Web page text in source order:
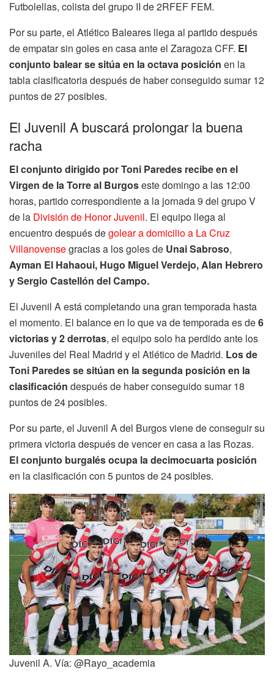
Futbolellas, colista del grupo II de 2RFEF FEM.
Por su parte, el Atlético Baleares llega al partido después
de empatar sin goles en casa ante el Zaragoza CFF. El
conjunto balear se sitúa en la octava posición en la
tabla clasificatoria después de haber conseguido sumar 12
puntos de 27 posibles.
El Juvenil A buscará prolongar la buena
racha
El conjunto dirigido por Toni Paredes recibe en el
Virgen de la Torre al Burgoseste domingo a las 12:00
horas, partido correspondiente a la jornada 9 del grupo V
de la División de Honor Juvenil. El equipo llega al
encuentro después degolear a domicilio a La Cruz
Villanovensegracias a los goles de Unai Sabroso,
Ayman El Hahaoui, Hugo Miguel Verdejo, Alan Hebrero
y Sergio Castellón del Campo.
El Juvenil A está completando una gran temporada hasta
el momento. El balance en lo que va de temporada es de6
victorias y 2 derrotas, el equipo solo ha perdido ante los
Juveniles del Real Madrid y el Atlético de Madrid. Los de
Toni Paredes se sitúan en la segunda posición en la
clasificación después de haber conseguido sumar 18
puntos de 24 posibles.
Por su parte, el Juvenil A del Burgos viene de conseguir su
primera victoria después de vencer en casa a las Rozas.
El conjunto burgalés ocupa la decimocuarta posición
en la clasificación con 5 puntos de 24 posibles.
Juvenil A. Vía: @Rayo_academia